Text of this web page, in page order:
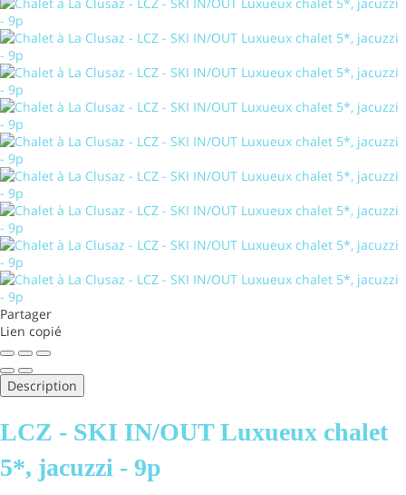
Partager
Lien copié
Description
LCZ - SKI IN/OUT Luxueux chalet
5*, jacuzzi - 9p